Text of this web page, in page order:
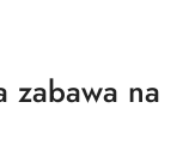
zabawa na